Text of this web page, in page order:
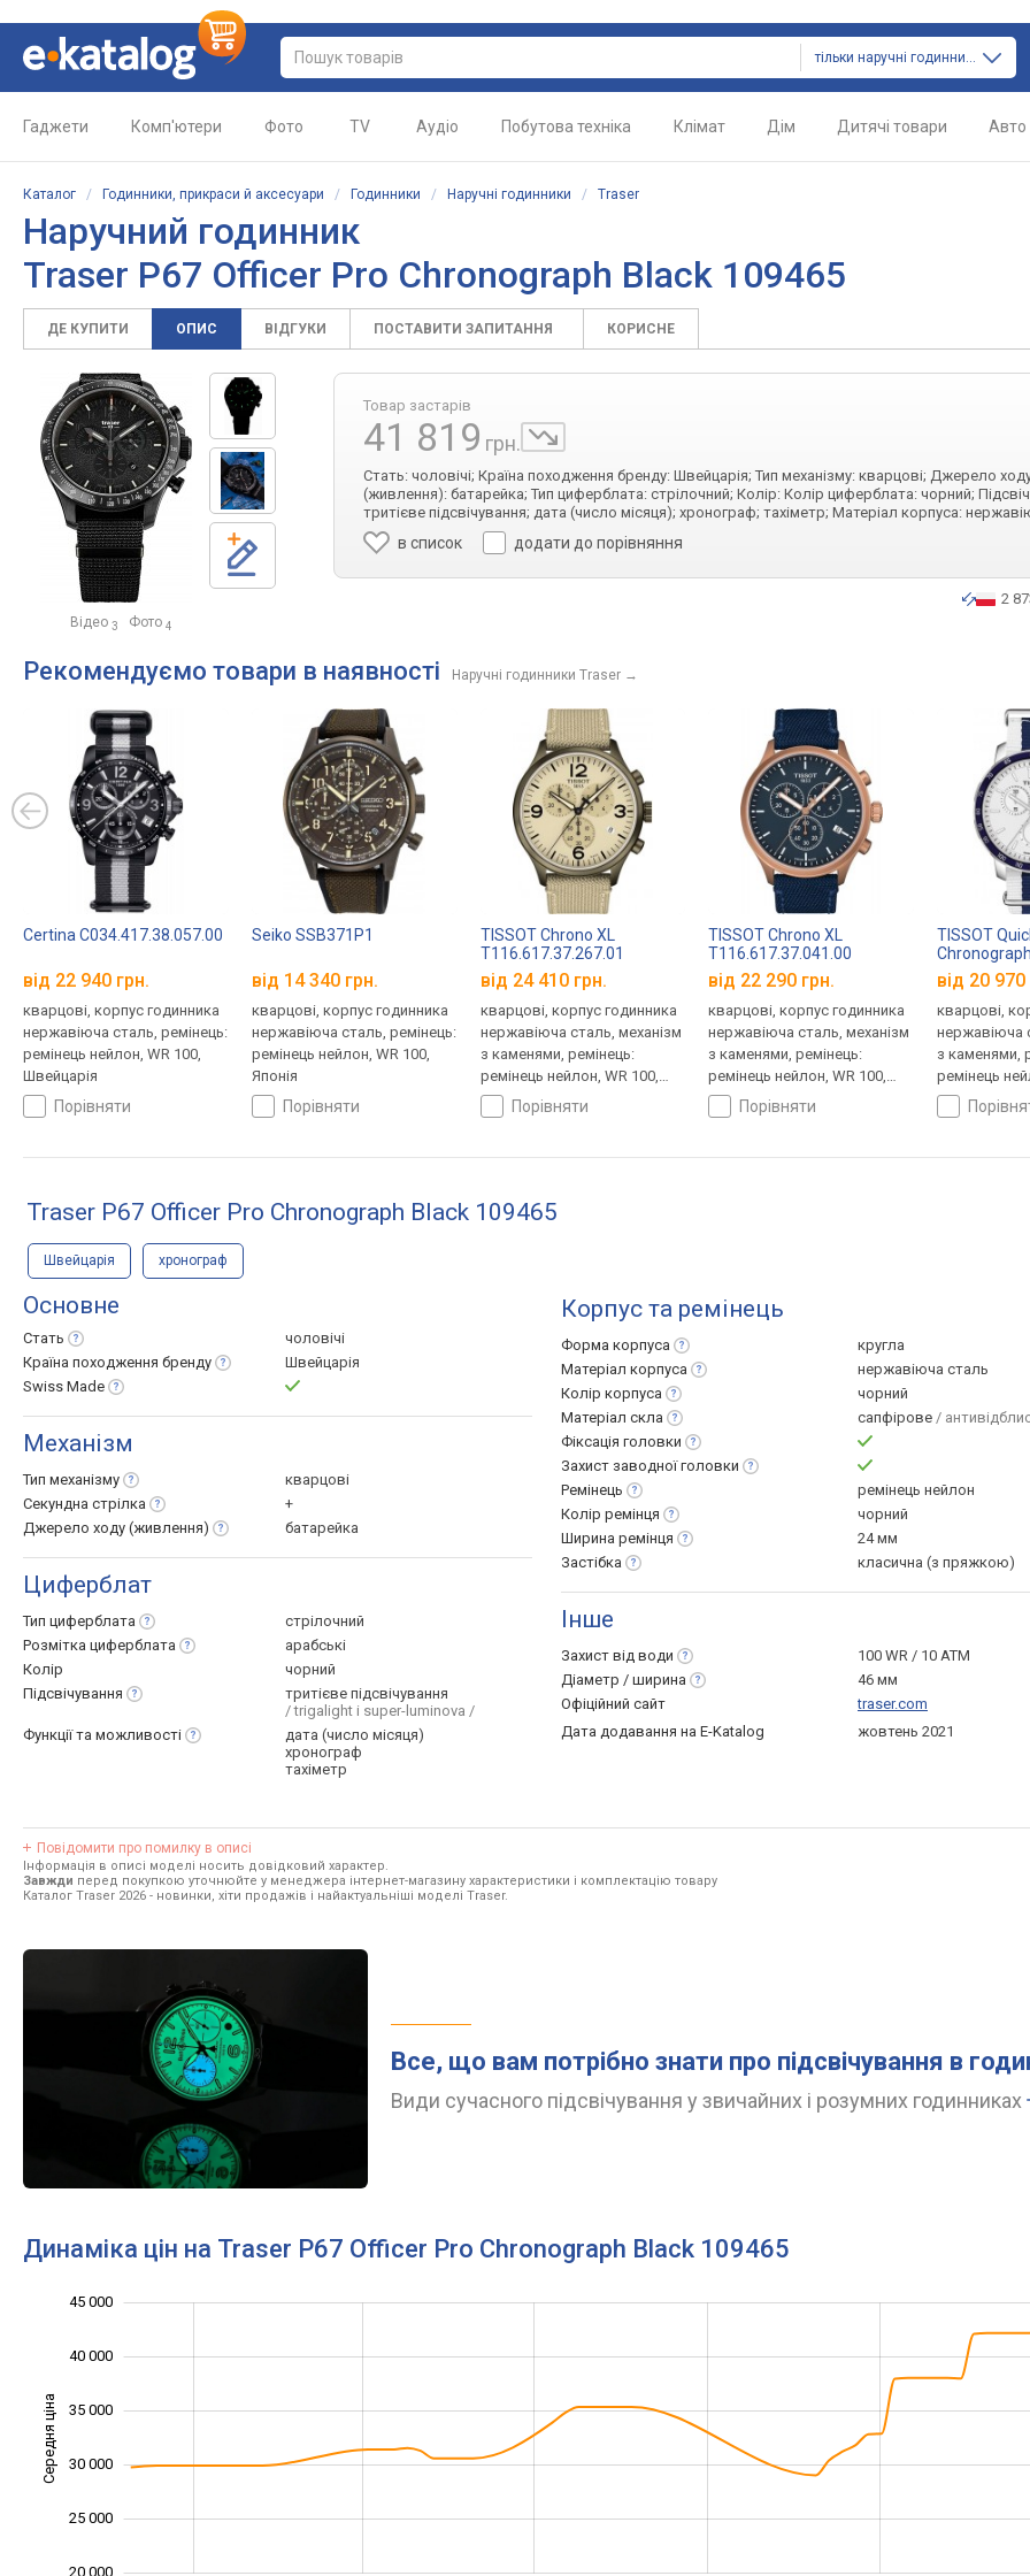
тільки наручні годинники
Гаджети Комп'ютери Фото TV Аудіо Побутова техніка Клімат Дім Дитячі товари Авто
Каталог / Годинники, прикраси й аксесуари / Годинники / Наручні годинники / Traser
Наручний годинник
Traser P67 Officer Pro Chronograph Black 109465
ДЕ КУПИТИ ОПИС ВІДГУКИ ПОСТАВИТИ ЗАПИТАННЯ КОРИСНЕ
Відео 3 Фото 4
Товар застарів
41 819 грн.
Стать: чоловічі; Країна походження бренду: Швейцарія; Тип механізму: кварцові; Джерело
(живлення): батарейка; Тип циферблата: стрілочний; Колір: Колір циферблата: чорний;
тритієве підсвічування; дата (число місяця); хронограф; тахіметр; Матеріал корпуса:
в список додати до порівняння
2
Рекомендуємо товари в наявності Наручні годинники Traser →
Certina C034.417.38.057.00
від 22 940 грн.
кварцові, корпус годинника
нержавіюча сталь, ремінець:
ремінець нейлон, WR 100,
Швейцарія
порівняти
Seiko SSB371P1
від 14 340 грн.
кварцові, корпус годинника
нержавіюча сталь, ремінець:
ремінець нейлон, WR 100,
Японія
порівняти
TISSOT Chrono XL
T116.617.37.267.01
від 24 410 грн.
кварцові, корпус годинника
нержавіюча сталь, механізм
з каменями, ремінець:
ремінець нейлон, WR 100,
Швейцаріяпорівняти
TISSOT Chrono XL
T116.617.37.041.00
від 22 290 грн.
кварцові, корпус годинника
нержавіюча сталь, механізм
з каменями, ремінець:
ремінець нейлон, WR 100,
Швейцаріяпорівняти
TISSOT
Chronograph
від 20 970
кварцові,
нержавіюча
з каменями,
ремінець
Швейцарія
Traser P67 Officer Pro Chronograph Black 109465
Швейцарія хронограф
Основне
Стать
чоловічі
Країна походження бренду
Швейцарія
Swiss Made
Механізм
Тип механізму
кварцові
Секундна стрілка
+
Джерело ходу (живлення) батарейка
Циферблат
Тип циферблата
стрілочний
Розмітка циферблата
арабські
Колір
чорний
Підсвічування
тритієве підсвічування
/ trigalight і super-luminova /
Функції та можливості
дата (число місяця)
хронограф
тахіметр
Корпус та ремінець
Форма корпуса
кругла
Матеріал корпуса
нержавіюча сталь
Колір корпуса
чорний
Матеріал скла сапфірове /
Фіксація головки
Захист заводноїголовки
Ремінець
ремінець нейлон
Колір ремінця
чорний
Ширина ремінця
24 мм
Застібка
класична (з пряжкою)
Інше
Захист від води
100 WR / 10 ATM
Діаметр / ширина
46 мм
Офіційний сайт
traser.com
Дата додавання на E-Katalog
жовтень 2021
Повідомити про помилку в описі
Інформація в описі моделі носить довідковий характер.
Завжди перед покупкою уточнюйте у менеджера інтернет-магазину характеристики і комплектацію товару
Каталог Traser 2026 - новинки, хіти продажів і найактуальніші моделі Traser.
Все, що вам потрібно знати про підсвічування в
Види сучасного підсвічування у звичайних і розумних годинниках
Динаміка цін на Traser P67 Officer Pro Chronograph Black 109465
Середня ціна
25 000
30 000
35 000
40 000
45 000